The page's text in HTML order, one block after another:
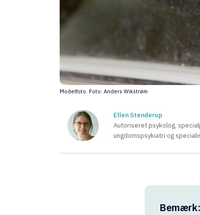
Modelfoto. Foto: Anders Wikstrøm
Ellen Stenderup
Autoriseret psykolog,
ungdomspsykiatri og